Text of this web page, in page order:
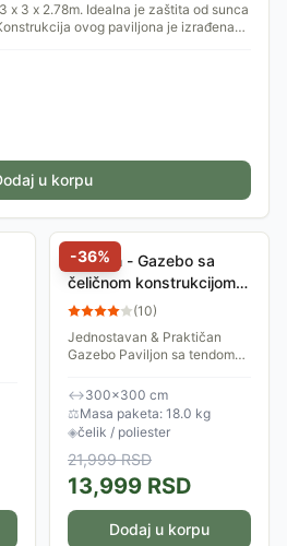
x 3 x 2.78m. Idealna je zaštita od sunca
ovog paviljona je izrađena
u korpu
-36%
Paviljon - Gazebo sa
čeličnom konstrukcijom 3
x 3 m Fieldmann
(10)
Jednostavan & Praktičan
Gazebo Paviljon sa tendom
FDZN 7005 je klasičan
gazebo sa čeličnom
konstrukcijom, namenjen je
za...
↔300×300 cm
⚖Masa paketa: 18.0 kg
◈čelik / poliester
21,999RSD
13,999 RSD
Dodaj u korpu